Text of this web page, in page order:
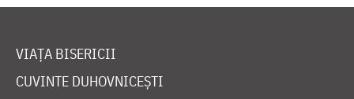
VIAȚA BISERICII
CUVINTE DUHOVNICEȘTI